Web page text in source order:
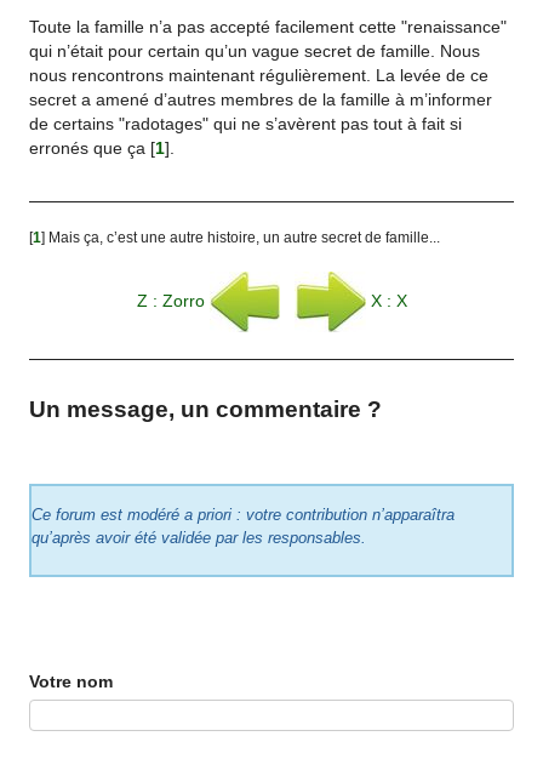
Toute la famille n’a pas accepté facilement cette "renaissance"
qui n’était pour certain qu’un vague secret de famille. Nous
nous rencontrons maintenant régulièrement. La levée de ce
secret a amené d’autres membres de la famille à m’informer
de certains "radotages" qui ne s’avèrent pas tout à fait si
erronés que ça [1] .
[1] Mais ça, c’est une autre histoire, un autre secret de famille...
Z : Zorro X : X
Un message, un commentaire ?
Ce forum est modéré a priori : votre contribution n’apparaîtra
qu’après avoir été validée par les responsables.
Votre nom